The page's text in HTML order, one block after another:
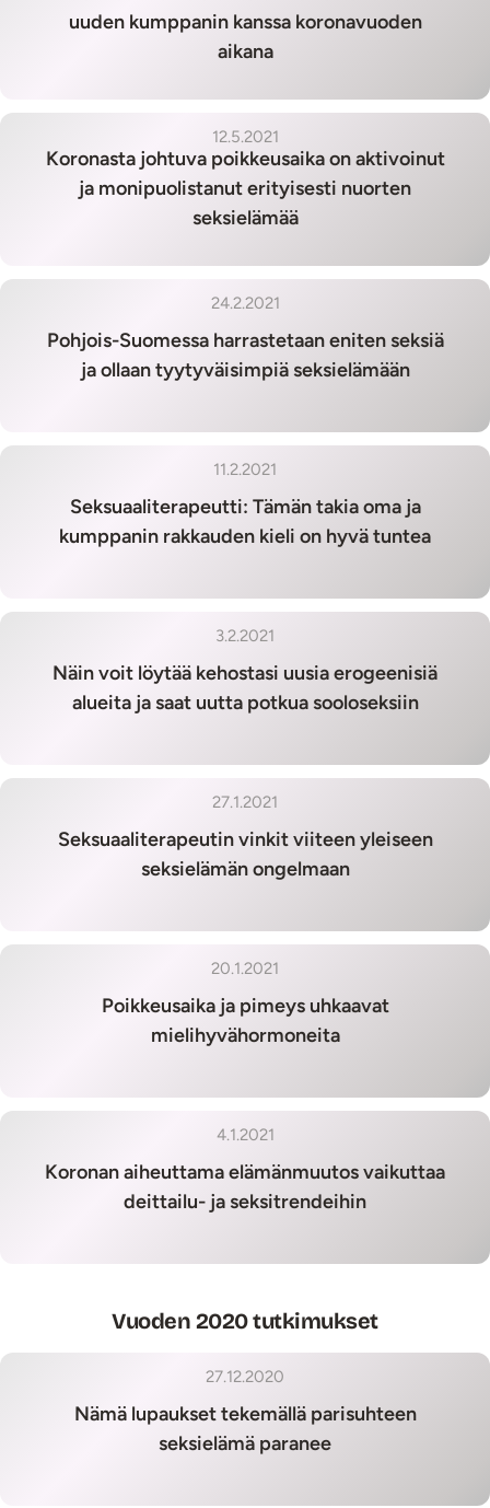
uuden kumppanin kanssa koronavuoden
aikana
Koronasta johtuva poikkeusaika on aktivoinut
ja monipuolistanut erityisesti nuorten
seksielämää
12.5.2021
Pohjois-Suomessa harrastetaan eniten seksiä
ja ollaan tyytyväisimpiä seksielämään
24.2.2021
Seksuaaliterapeutti: Tämän takia oma ja
kumppanin rakkauden kieli on hyvä tuntea
11.2.2021
Näin voit löytää kehostasi uusia erogeenisiä
alueita ja saat uutta potkua sooloseksiin
3.2.2021
Seksuaaliterapeutin vinkit viiteen yleiseen
seksielämän ongelmaan
27.1.2021
Poikkeusaika ja pimeys uhkaavat
mielihyvähormoneita
20.1.2021
Koronan aiheuttama elämänmuutos vaikuttaa
deittailu- ja seksitrendeihin
4.1.2021
Vuoden 2020 tutkimukset
Nämä lupaukset tekemällä parisuhteen
seksielämä paranee
27.12.2020